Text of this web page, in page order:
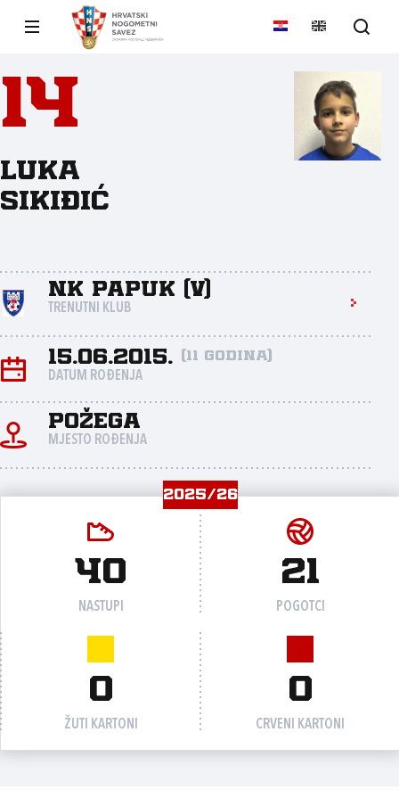
14
Luka
Sikiđić
NK Papuk (V)
TRENUTNI KLUB
15.06.2015. (11 godina)
DATUM ROĐENJA
Požega
MJESTO ROĐENJA
2025/26
40
NASTUPI
21
POGOTCI
0
ŽUTI KARTONI
0
CRVENI KARTONI